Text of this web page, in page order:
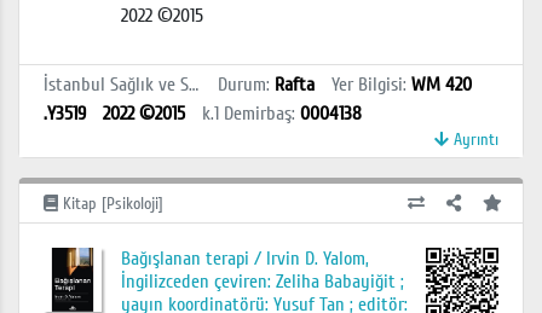
2022 ©2015
İstanbul Sağlık ve Sosyal Bilimler MYO Kütüphanesi Durum: Rafta Yer Bilgisi: WM 420
.Y3519
2022 ©2015 k.1 Demirbaş: 0004138
Ayrıntı
Kitap [Psikoloji]
Bağışlanan terapi / Irvin D. Yalom,
İngilizceden çeviren: Zeliha Babayiğit ;
yayın koordinatörü: Yusuf Tan ; editör: